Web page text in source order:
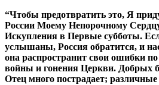
“Чтобы предотвратить это, Я
России Моему Непорочному
Искупления в Первые субботы.
услышаны, Россия обратится, и
она распространит свои ошибки
войны и гонения Церкви. Добрых
Отец много пострадает;